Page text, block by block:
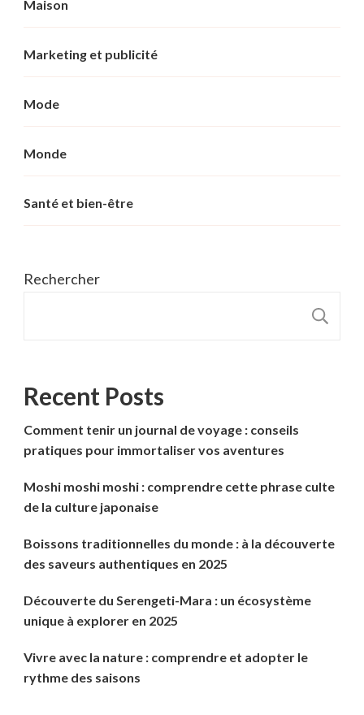
Maison
Marketing et publicité
Mode
Monde
Santé et bien-être
Rechercher
Recent Posts
Comment tenir un journal de voyage : conseils
pratiques pour immortaliser vos aventures
Moshi moshi moshi : comprendre cette phrase culte
de la culture japonaise
Boissons traditionnelles du monde : à la découverte
des saveurs authentiques en 2025
Découverte du Serengeti-Mara : un écosystème
unique à explorer en 2025
Vivre avec la nature : comprendre et adopter le
rythme des saisons